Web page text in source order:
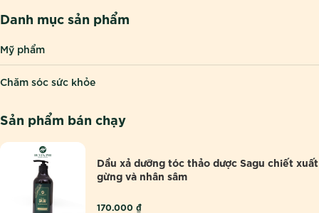
k
ế
m
:
Danh mục sản phẩm
Mỹ phẩm
Chăm sóc sức khỏe
Sản phẩm bán chạy
Dầu xả dưỡng tóc thảo dược Sagu chiết xuất
gừng và nhân sâm
170.000 ₫